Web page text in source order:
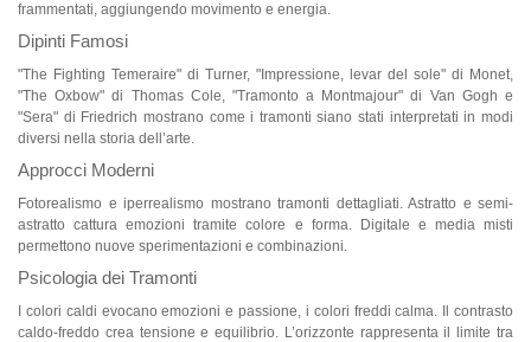
frammentati, aggiungendo movimento e energia.
Dipinti Famosi
"The Fighting Temeraire" di Turner, "Impressione, levar del sole" di Monet,
"The Oxbow" di Thomas Cole, "Tramonto a Montmajour" di Van Gogh e
"Sera" di Friedrich mostrano come i tramonti siano stati interpretati in modi
diversi nella storia dell’arte.
Approcci Moderni
Fotorealismo e iperrealismo mostrano tramonti dettagliati. Astratto e semi-
astratto cattura emozioni tramite colore e forma. Digitale e media misti
permettono nuove sperimentazioni e combinazioni.
Psicologia dei Tramonti
I colori caldi evocano emozioni e passione, i colori freddi calma. Il contrasto
caldo-freddo crea tensione e equilibrio. L’orizzonte rappresenta il limite tra